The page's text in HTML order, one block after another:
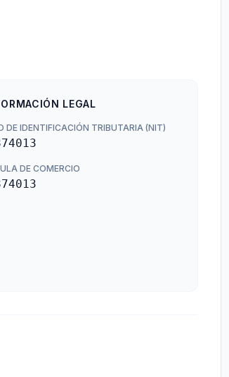
LEGAL
DE IDENTIFICACIÓN TRIBUTARIA (NIT)
DE COMERCIO